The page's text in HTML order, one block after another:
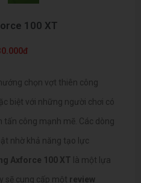
100 XT
chọn vợt thiên công
biệt với những người chơi có
công mạnh mẽ. Các dòng
nhờ khả năng tạo lực
Axforce 100 XT là một lựa
sẽ cung cấp một review